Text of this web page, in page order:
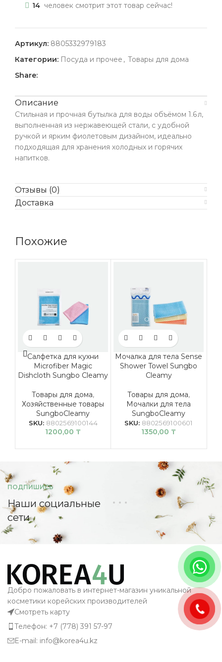
14 человек смотрит этот товар сейчас!
Артикул: 8805332979183
Категории: Посуда и прочее , Товары для дома
Share:
Описание
Стильная и прочная бутылка для воды объёмом 1.6 л,
выполненная из нержавеющей стали, с удобной
ручкой и ярким фиолетовым дизайном, идеально
подходящая для хранения холодных и горячих
напитков.
Отзывы (0)
Доставка
Похожие
Салфетка для кухни
Microfiber Magic
Dishcloth Sungbo Cleamy
Товары для дома,
Хозяйственные товары
SungboCleamy
SKU: 8802569100144
1200,00 ₸
Мочалка для тела Sense
Shower Towel Sungbo
Cleamy
Товары для дома,
Мочалки для тела
SungboCleamy
SKU: 8802569100601
1350,00 ₸
ПОДПИШИСЬ
Наши социальные
сети
Добро пожаловать в интернет-магазин уникальной
косметики корейских производителей
Смотреть карту
Телефон: +7 (778) 391 57-97
E-mail: info@korea4u.kz